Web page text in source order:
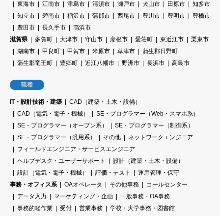
東海市
江南市 津島市 清須市 瀬戸市 犬山市 田原市
知多市
知立市
碧南市 稲沢市 蒲郡市 西尾市 豊川市 豊明市
豊橋市
豊田市
長久手市
高浜市
滋賀県
多賀町 大津市 守山市 彦根市 愛荘町 東近江市
栗東市
湖南市
甲良町 甲賀市 米原市 草津市
蒲生郡日野町
蒲生郡竜王町
豊郷町 近江八幡市 野洲市 長浜市 高島市
職種
IT・設計技術・建築
CAD（建築・土木・設備）
CAD（電気・電子・機械）
SE・プログラマー（Web・スマホ系）
SE・プログラマー（オープン系）
SE・プログラマー（制御系）
SE・プログラマー（汎用系）
その他
ネットワークエンジニア
フィールドエンジニア・サービスエンジニア
ヘルプデスク・ユーザーサポート
設計（建築・土木・設備）
設計（電気・電子・機械）
評価・テスト
運用管理・保守
事務・オフィス系
OAオペレータ その他事務
コールセンター
データ入力
マーケティング・企画
一般事務・OA事務
事務的軽作業
受付 営業事務
学校・大学事務・図書館